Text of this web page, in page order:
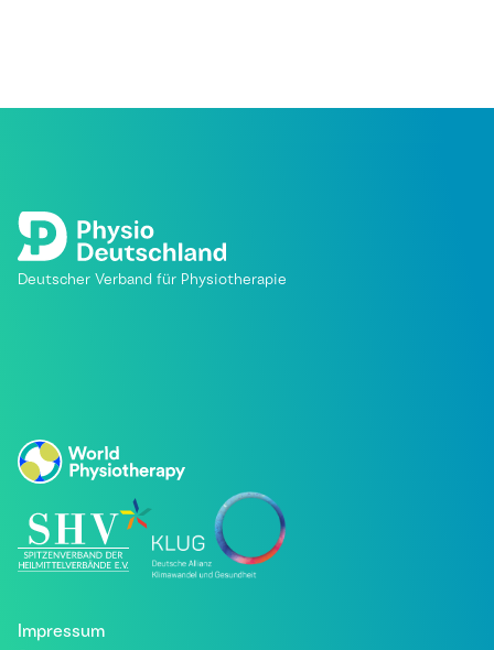
Deutscher Verband für Physiotherapie
Impressum